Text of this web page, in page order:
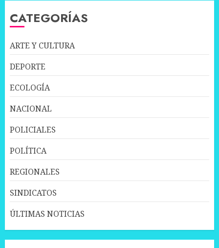
CATEGORÍAS
ARTE Y CULTURA
DEPORTE
ECOLOGÍA
NACIONAL
POLICIALES
POLÍTICA
REGIONALES
SINDICATOS
ÚLTIMAS NOTICIAS